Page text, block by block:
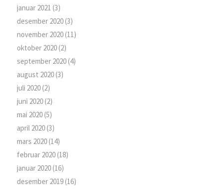
januar 2021 (3)
desember 2020(3)
november 2020(11)
oktober 2020(2)
september 2020(4)
august 2020(3)
juli 2020(2)
juni 2020(2)
mai 2020(5)
april 2020(3)
mars 2020(14)
februar 2020(18)
januar 2020(16)
desember 2019(16)